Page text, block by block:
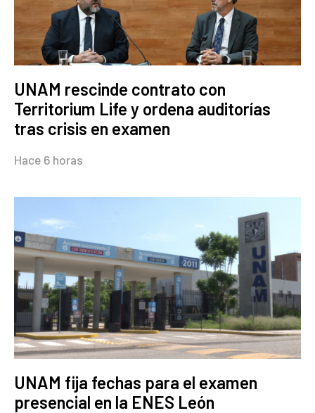
UNAM rescinde contrato con
Territorium Life y ordena auditorías
tras crisis en examen
Hace 6 horas
UNAM fija fechas para el examen
presencial en la ENES León